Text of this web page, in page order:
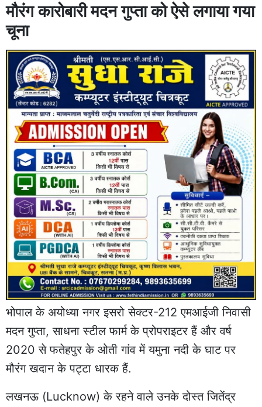
मौरंग कारोबारी मदन गुप्ता को ऐसे लगाया गया
चूना
भोपाल के अयोध्या नगर इसरो सेक्टर-212 एमआईजी निवासी
मदन गुप्ता, साधना स्टील फार्म के प्रोपराइटर हैं और वर्ष
2020 से फतेहपुर के ओती गांव में यमुना नदी के घाट पर
मौरंग खदान के पट्टा धारक हैं.
लखनऊ (Lucknow) के रहने वाले उनके दोस्त जितेंद्र